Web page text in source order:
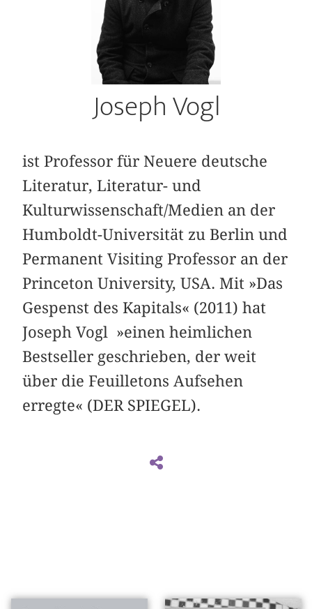
Joseph Vogl
ist Professor für Neuere deutsche
Literatur, Literatur- und
Kulturwissenschaft/Medien an der
Humboldt-Universität zu Berlin und
Permanent Visiting Professor an der
Princeton University, USA. Mit »Das
Gespenst des Kapitals« (2011) hat
Joseph Vogl »einen heimlichen
Bestseller geschrieben, der weit
über die Feuilletons Aufsehen
erregte« (DER SPIEGEL).